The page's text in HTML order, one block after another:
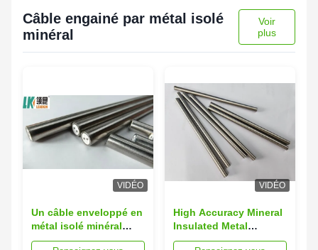
Câble engainé par métal isolé
minéral
Voir
plus
VIDÉO
Un câble enveloppé en
métal isolé minéral
solide offrant une
VIDÉO
High Accuracy Mineral
Insulated Metal
Sheathed Cable with